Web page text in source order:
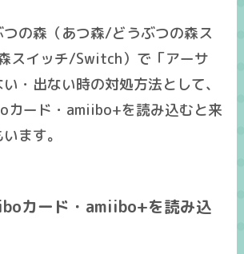
の森（あつ森/どうぶつの森ス
スイッチ/Switch）で「アーサ
・出ない時の対処方法として、
カード・amiibo+を読み込むと来
います。
カード・amiibo+を読み込